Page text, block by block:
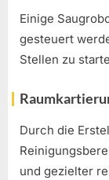
Einige
gesteuert
Stellen zu
Durch die
und gezielter